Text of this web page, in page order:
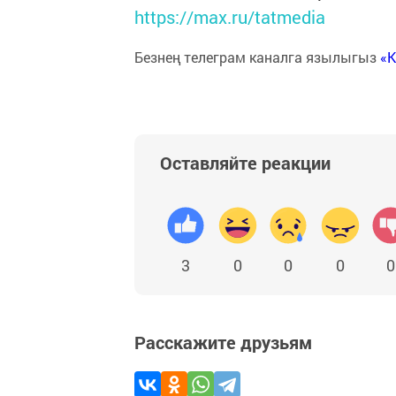
https://max.ru/tatmedia
Безнең телеграм каналга язылыгыз
Оставляйте реакции
3 0 0 0 0
Расскажите друзьям